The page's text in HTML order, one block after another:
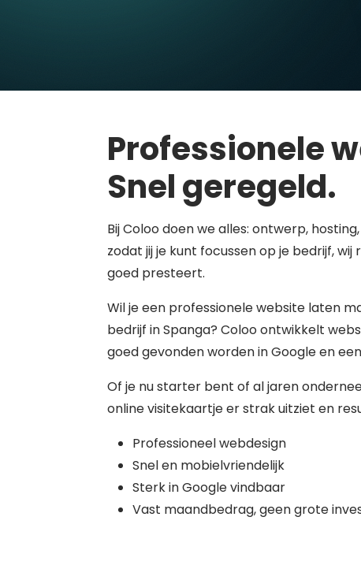
Professionele
Snel geregeld.
Bij Coloo doen we alles: ontwerp,
zodat jij je kunt focussen op je bedrijf,
goed presteert.
Wil je een professionele website laten
bedrijf in Spanga? Coloo ontwikkelt
goed gevonden worden in Google en
Of je nu starter bent of al jaren
online visitekaartje er strak uitziet en
Professioneel webdesign
Snel en mobielvriendelijk
Sterk in Google vindbaar
Vast maandbedrag, geen grote